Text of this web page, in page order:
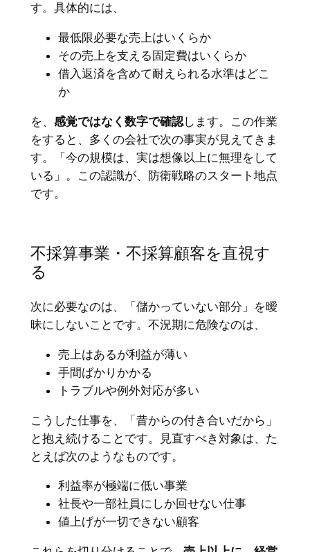
す。具体的には、
最低限必要な売上はいくらか
その売上を支える固定費はいくらか
借入返済を含めて耐えられる水準はどこ
か
を、 感覚ではなく数字で確認します。この作業
をすると、多くの会社で次の事実が見えてきま
す。「今の規模は、実は想像以上に無理をして
いる」。この認識が、防衛戦略のスタート地点
です。
不採算事業・不採算顧客を直視す
る
次に必要なのは、「儲かっていない部分」を曖
昧にしないことです。不況期に危険なのは、
売上はあるが利益が薄い
手間ばかりかかる
トラブルや例外対応が多い
こうした仕事を、「昔からの付き合いだから」
と抱え続けることです。見直すべき対象は、た
とえば次のようなものです。
利益率が極端に低い事業
社長や一部社員にしか回せない仕事
値上げが一切できない顧客